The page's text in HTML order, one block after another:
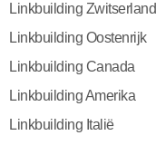
Linkbuilding Zwitserland
Linkbuilding Oostenrijk
Linkbuilding Canada
Linkbuilding Amerika
Linkbuilding Italië